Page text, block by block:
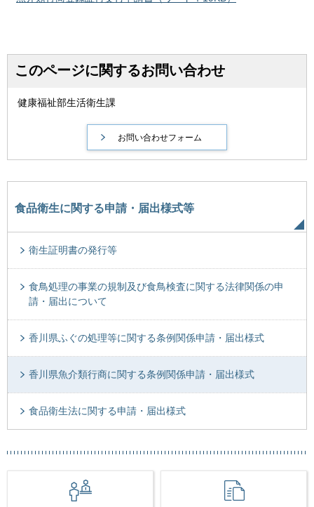
このページに関するお問い合わせ
健康福祉部生活衛生課
食品衛生に関する申請・届出様式等
衛生証明書の発行等
食鳥処理の事業の規制及び食鳥検査に関する法律関係の申
請・届出について
香川県ふぐの処理等に関する条例関係申請・届出様式
香川県魚介類行商に関する条例関係申請・届出様式
食品衛生法に関する申請・届出様式